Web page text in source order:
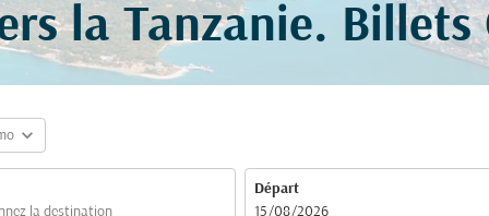
la Tanzanie. Billets
expand_more
Départ
fc-booking-departure-date-aria-label
15/08/2026